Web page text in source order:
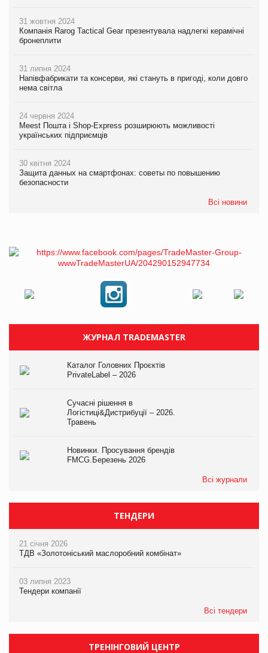
31 жовтня 2024
Компанія Rarog Tactical Gear презентувала надлегкі керамічні
бронеплити
31 липня 2024
Напівфабрикати та консерви, які стануть в пригоді, коли довго
нема світла
24 червня 2024
Meest Пошта і Shop-Express розширюють можливості
українських підприємців
30 квітня 2024
Защита данных на смартфонах: советы по повышению
безопасности
Всі новини
ЖУРНАЛ TRADEMASTER
Каталог Головних Проєктів
PrivateLabel – 2026
Сучасні рішення в
Логістиці&Дистрибуції – 2026.
Травень
Новинки. Просування брендів
FMCG.Березень 2026
Всі журнали
ТЕНДЕРИ
21 січня 2026
ТДВ «Золотоніський маслоробний комбінат»
03 липня 2023
Тендери компанії
Всі тендери
ТРЕНІНГОВИЙ ЦЕНТР